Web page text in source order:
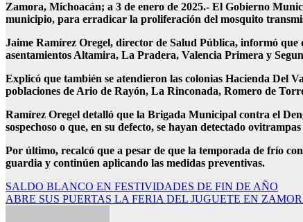
Zamora, Michoacán; a 3 de enero de 2025.- El Gobierno
municipio, para erradicar la proliferación del mosquito
Jaime Ramírez Oregel, director de Salud Pública, informó
asentamientos Altamira, La Pradera, Valencia Primera y
Explicó que también se atendieron las colonias Hacienda Del
poblaciones de Ario de Rayón, La Rinconada, Romero de
Ramírez Oregel detalló que la Brigada Municipal contra el
sospechoso o que, en su defecto, se hayan detectado
Por último, recalcó que a pesar de que la temporada de frío
guardia y continúen aplicando las medidas preventivas.
Navegación
de
SALDO BLANCO EN FESTIVIDADES DE FIN DE AÑO
ABRE SUS PUERTAS LA FERIA DEL JUGUETE EN